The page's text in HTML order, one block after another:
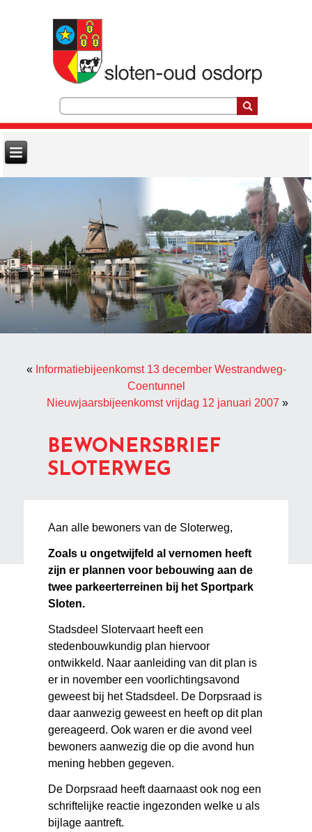
« Informatiebijeenkomst 13 december Westrandweg-
Coentunnel
Nieuwjaarsbijeenkomst vrijdag 12 januari 2007 »
BEWONERSBRIEF
SLOTERWEG
Aan alle bewoners van de Sloterweg,
Zoals u ongetwijfeld al vernomen heeft
zijn er plannen voor bebouwing aan de
twee parkeerterreinen bij het Sportpark
Sloten.
Stadsdeel Slotervaart heeft een
stedenbouwkundig plan hiervoor
ontwikkeld. Naar aanleiding van dit plan is
er in november een voorlichtingsavond
geweest bij het Stadsdeel. De Dorpsraad is
daar aanwezig geweest en heeft op dit plan
gereageerd. Ook waren er die avond veel
bewoners aanwezig die op die avond hun
mening hebben gegeven.
De Dorpsraad heeft daarnaast ook nog een
schriftelijke reactie ingezonden welke u als
bijlage aantreft.